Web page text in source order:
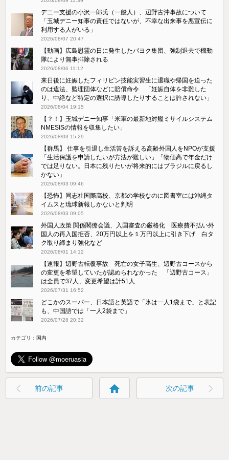
デニー支援の小沢一郎氏（一般人）、辺野古沖事故について
「玉城デニー知事の責任ではないが、不幸な出来事を悪宣伝に
利用する人がいる」
2026/08/07 20:47
【動画】広島慰霊の日に発生したパヨク集団、強制退去で機動
隊により無事排除される
2026/08/06 11:12
来日後に妊娠したフィリピン技能実習生に退職や帰国を迫った
のは違法、監理団体などに賠償命令 「妊娠自体を非難した
り、中絶など特定の選択に誘導したりすることは許されない」
2026/08/04 19:15
【？！】玉城デニー知事「米軍の最新地対艦ミサイルシステム
NMESISの情報を収集したい」
2026/08/03 15:29
【群馬】 仕事を引退し生活苦を訴える高齢外国人をNPOが支援
「生活保護を申請したいが方法が難しい」「物価高で年金だけ
では足りない。日本に残りたいが将来的にはブラジルに戻るし
かない」
2026/08/03 09:46
【恐怖】同志社国際高校、京都の学校なのに図書室には沖縄タ
イムスと琉球新報しかないと判明
2026/08/03 09:05
外国人政策 関係閣僚会議、入国審査の厳格化 医療費不払い外
国人の再入国拒否、20万円以上を１万円以上に引き下げ 白タ
ク取り締まり強化など
2026/08/01 14:12
【速報】辺野古転覆事故 死亡の女子高生、辺野古コースから
の変更を希望していたが認められなかった 「辺野古コース」
は全員で37人、変更希望は計51人
2026/07/31 16:52
どこかのスーパー、日本語と英語で「氷は一人1袋まで」と表記
も、中国語では「一人2袋まで」
2026/07/28 20:32
カテゴリ： 国内
前の記事 home 次の記事